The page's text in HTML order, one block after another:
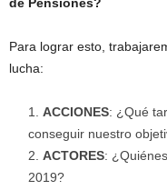
Para lograr esto,
lucha:
ACCIONES: ¿Qué
conseguir nuestro
ACTORES:
2019?